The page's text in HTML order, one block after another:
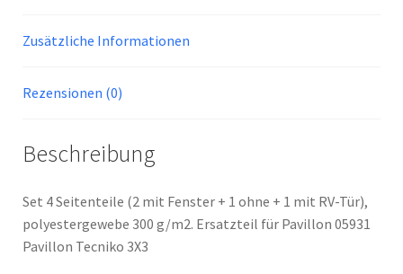
Zusätzliche Informationen
Rezensionen (0)
Beschreibung
Set 4 Seitenteile (2 mit Fenster + 1 ohne + 1 mit RV-Tür),
polyestergewebe 300 g/m2. Ersatzteil für Pavillon 05931
Pavillon Tecniko 3X3